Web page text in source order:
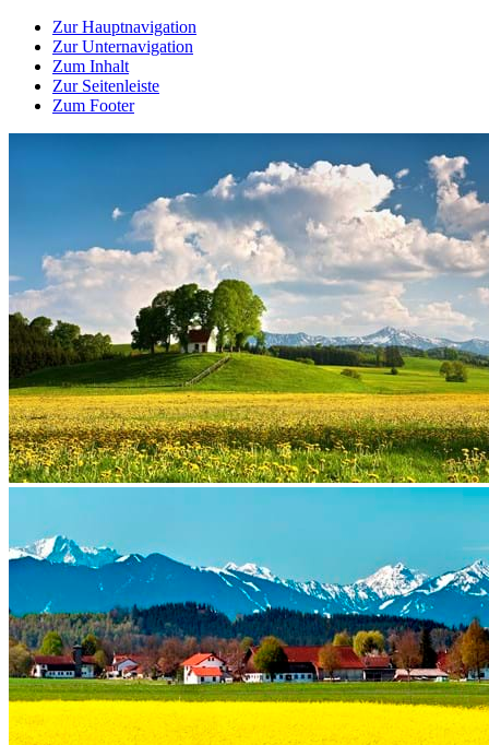
Zur Hauptnavigation
Zur Unternavigation
Zum Inhalt
Zur Seitenleiste
Zum Footer